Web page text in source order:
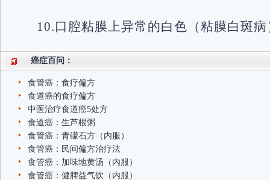
10.口腔粘膜上异常的白色（粘膜白斑
癌症百问：
食管癌：食疗偏方
食道癌的食疗偏方
中医治疗食道癌5处方
食道癌：生芦根粥
食管癌：青礞石方（内服）
食管癌：民间偏方治疗法
食管癌：加味地黄汤（内服）
食管癌：健脾益气饮（内服）